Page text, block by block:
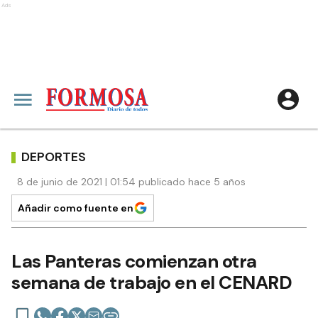
Ads
DEPORTES
8 de junio de 2021 | 01:54 publicado hace 5 años
Añadir como fuente en
Las Panteras comienzan otra
semana de trabajo en el CENARD